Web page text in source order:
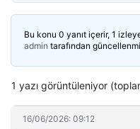
Bu konu 0 yanıt içerir, 1
admin tarafından
1 yazı görüntüleniyor
16/06/2026: 09:12